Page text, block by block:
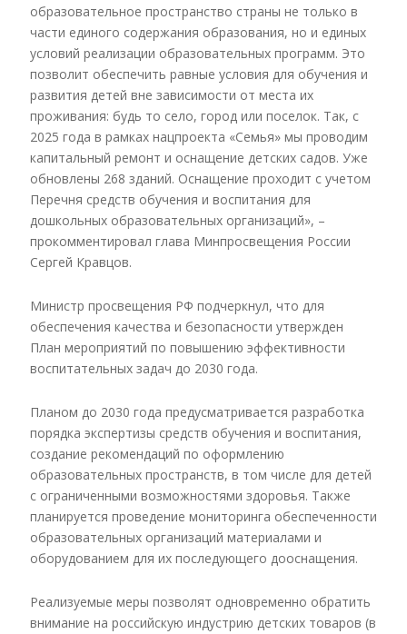
образовательное пространство страны не только в
части единого содержания образования, но и единых
условий реализации образовательных программ. Это
позволит обеспечить равные условия для обучения и
развития детей вне зависимости от места их
проживания: будь то село, город или поселок. Так, с
2025 года в рамках нацпроекта «Семья» мы проводим
капитальный ремонт и оснащение детских садов. Уже
обновлены 268 зданий. Оснащение проходит с учетом
Перечня средств обучения и воспитания для
дошкольных образовательных организаций», –
прокомментировал глава Минпросвещения России
Сергей Кравцов.
Министр просвещения РФ подчеркнул, что для
обеспечения качества и безопасности утвержден
План мероприятий по повышению эффективности
воспитательных задач до 2030 года.
Планом до 2030 года предусматривается разработка
порядка экспертизы средств обучения и воспитания,
создание рекомендаций по оформлению
образовательных пространств, в том числе для детей
с ограниченными возможностями здоровья. Также
планируется проведение мониторинга обеспеченности
образовательных организаций материалами и
оборудованием для их последующего дооснащения.
Реализуемые меры позволят одновременно обратить
внимание на российскую индустрию детских товаров (в